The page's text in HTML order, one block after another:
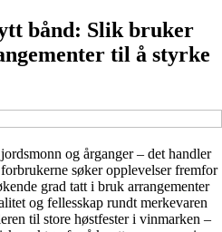
bånd: Slik bruker
til å styrke
og årganger – det handler
søker opplevelser fremfor
grad tatt i bruk arrangementer
og fellesskap rundt merkevaren
til store høstfester i vinmarken –